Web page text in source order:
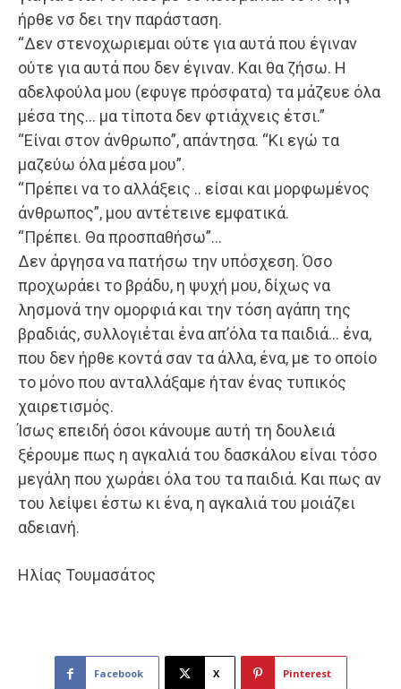
ήρθε νσ δει την παράσταση.
“Δεν στενοχωριεμαι ούτε για αυτά που έγιναν
ούτε για αυτά που δεν έγιναν. Και θα ζήσω. Η
αδελφούλα μου (εφυγε πρόσφατα) τα μάζευε όλα
μέσα της… μα τίποτα δεν φτιάχνεις έτσι.”
“Είναι στον άνθρωπο”, απάντησα. “Κι εγώ τα
μαζεύω όλα μέσα μου”.
“Πρέπει να το αλλάξεις .. είσαι και μορφωμένος
άνθρωπος”, μου αντέτεινε εμφατικά.
“Πρέπει. Θα προσπαθήσω”…
Δεν άργησα να πατήσω την υπόσχεση. Όσο
προχωράει το βράδυ, η ψυχή μου, δίχως να
λησμονά την ομορφιά και την τόση αγάπη της
βραδιάς, συλλογιέται ένα απ’όλα τα παιδιά… ένα,
που δεν ήρθε κοντά σαν τα άλλα, ένα, με το οποίο
το μόνο που ανταλλάξαμε ήταν ένας τυπικός
χαιρετισμός.
Ίσως επειδή όσοι κάνουμε αυτή τη δουλειά
ξέρουμε πως η αγκαλιά του δασκάλου είναι τόσο
μεγάλη που χωράει όλα του τα παιδιά. Και πως αν
του λείψει έστω κι ένα, η αγκαλιά του μοιάζει
αδειανή.
Ηλίας Τουμασάτος
Facebook X Pinterest